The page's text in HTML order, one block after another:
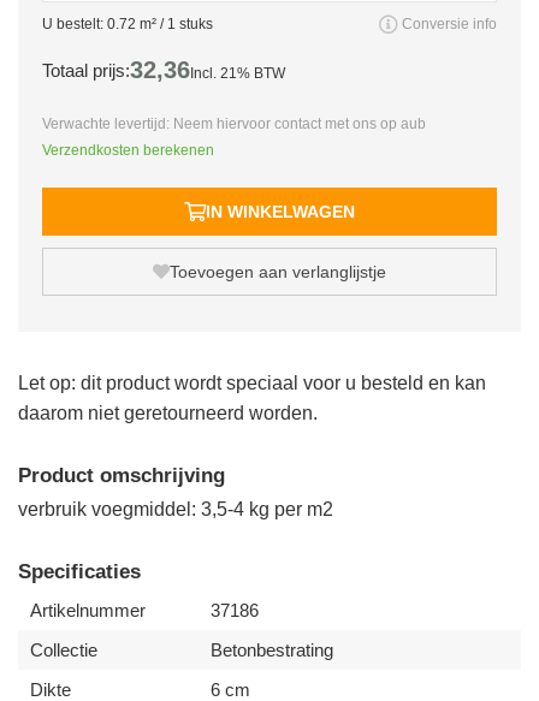
U bestelt: 0.72 m² / 1 stuks Conversie info
Totaal prijs:32,36 Incl. 21% BTW
Verwachte levertijd: Neem hiervoor contact met ons op aub
Verzendkosten berekenen
IN WINKELWAGEN
Toevoegen aan verlanglijstje
Let op: dit product wordt speciaal voor u besteld en kan
daarom niet geretourneerd worden.
Product omschrijving
verbruik voegmiddel: 3,5-4 kg per m2
Specificaties
Artikelnummer
37186
Collectie
Betonbestrating
Dikte
6 cm